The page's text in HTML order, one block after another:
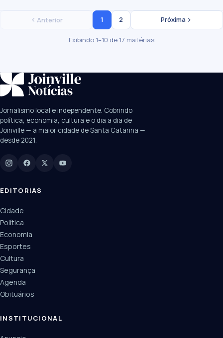
Anterior 1 2 Próxima
Exibindo 1–10 de 17 matérias
SUGESTÕES: JEC
Câmara
UPA Sul
Manchetes, colunistas e editorias do JN
Jornalismo local e independente. Cobrindo
política, economia, cultura e o dia a dia de
Joinville — a maior cidade de Santa Catarina —
desde 2021.
EDITORIAS
Cidade
Política
Economia
Esportes
Cultura
Segurança
Agenda
Obituários
INSTITUCIONAL